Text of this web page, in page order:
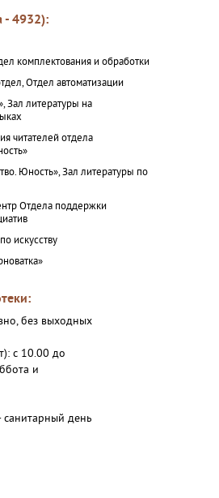
- 4932):
комплектования и обработки
Отдел автоматизации
Зал литературы на
читателей отдела
Юность», Зал литературы по
Отдела поддержки
искусству
без выходных
с 10.00 до
и
день